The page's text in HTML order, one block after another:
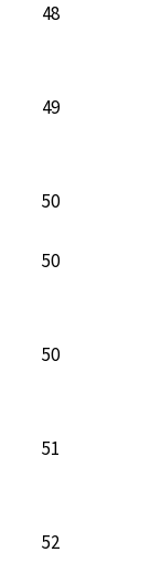
48
49
50
50
50
51
52